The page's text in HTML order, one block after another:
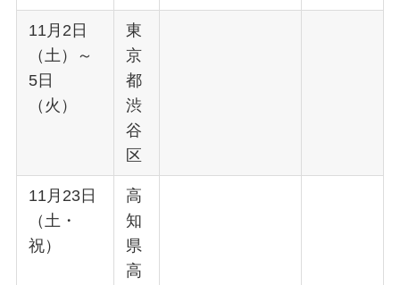
11月2日
（土）～
5日
（火）
東
京
都
渋
谷
区
11月23日
（土・
祝）
高
知
県
高